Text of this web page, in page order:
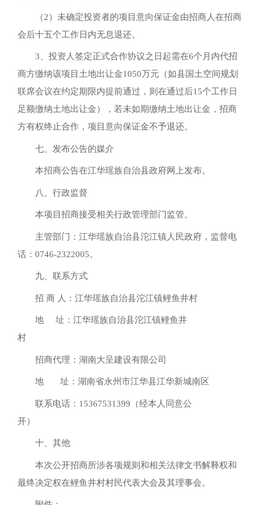
（2）未确定投资者的项目意向保证金由招商人在招商
会后十五个工作日内无息退还。
3、投资人签定正式合作协议之日起需在6个月内代招
商方缴纳该项目土地出让金1050万元（如县国土空间规划
联席会议在约定期限内提前通过，则在通过后15个工作日
足额缴纳土地出让金），若未如期缴纳土地出让金，招商
方有权终止合作，项目意向保证金不予退还。
七、发布公告的媒介
本招商公告在江华瑶族自治县政府网上发布。
八、行政监督
本项目招商接受相关行政管理部门监管。
主管部门：江华瑶族自治县沱江镇人民政府，监督电
话：0746-2322005。
九、联系方式
招 商 人：江华瑶族自治县沱江镇鲤鱼井村
地 址：江华瑶族自治县沱江镇鲤鱼井
村
招商代理：湖南大呈建设有限公司
地 址：湖南省永州市江华县江华新城南区
联系电话：15367531399（经本人同意公
开）
十、其他
本次公开招商所涉各项规则和相关法律文书解释权和
最终决定权在鲤鱼井村村民代表大会及其理事会。